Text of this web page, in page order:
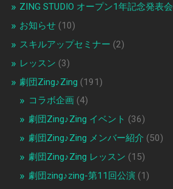
ZING STUDIO オープン1年記念発表会
お知らせ(10)
スキルアップセミナー (2)
レッスン (3)
劇団Zing♪Zing (191)
コラボ企画(4)
劇団Zing♪Zing イベント (36)
劇団Zing♪Zing メンバー紹介 (50)
劇団Zing♪Zing レッスン (15)
劇団zing♪zing-第11回公演(1)